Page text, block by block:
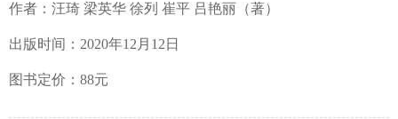
作者：汪琦 梁英华 徐列 崔平 吕艳丽（著）
出版时间：2020年12月12日
图书定价：88元